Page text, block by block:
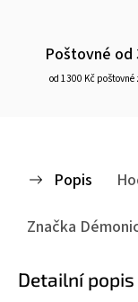
Poštovné od
od 1300 Kč poštovné
Popis
Značka
Detailní